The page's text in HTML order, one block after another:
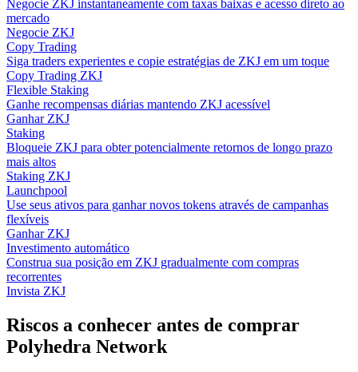
Negocie ZKJ instantaneamente com taxas baixas e acesso direto ao
mercado
Negocie ZKJ
Copy Trading
Siga traders experientes e copie estratégias de ZKJ em um toque
Copy Trading ZKJ
Flexible Staking
Ganhe recompensas diárias mantendo ZKJ acessível
Ganhar ZKJ
Staking
Bloqueie ZKJ para obter potencialmente retornos de longo prazo
mais altos
Staking ZKJ
Launchpool
Use seus ativos para ganhar novos tokens através de campanhas
flexíveis
Ganhar ZKJ
Investimento automático
Construa sua posição em ZKJ gradualmente com compras
recorrentes
Invista ZKJ
Riscos a conhecer antes de comprar
Polyhedra Network